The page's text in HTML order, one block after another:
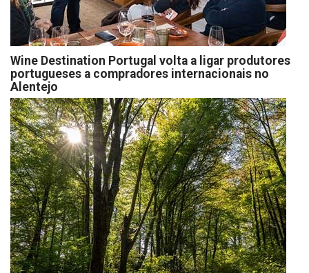
Wine Destination Portugal volta a ligar produtores
portugueses a compradores internacionais no
Alentejo